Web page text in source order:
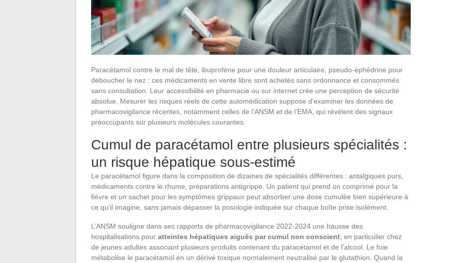
Paracétamol contre le mal de tête, ibuprofène pour une douleur articulaire, pseudo-éphédrine pour
déboucher le nez : ces médicaments en vente libre sont achetés sans ordonnance et consommés
sans consultation. Leur accessibilité en pharmacie ou sur internet crée une perception de sécurité
absolue. Mesurer les risques réels de cette automédication suppose d’examiner les données de
pharmacovigilance récentes, notamment celles de l’ANSM et de l’EMA, qui révèlent des signaux
préoccupants sur plusieurs molécules courantes.
Cumul de paracétamol entre plusieurs spécialités :
un risque hépatique sous-estimé
Le paracétamol figure dans la composition de dizaines de spécialités différentes : antalgiques purs,
médicaments contre le rhume, préparations antigrippe. Un patient qui prend un comprimé pour la
fièvre et un sachet pour les symptômes grippaux peut absorber une dose cumulée bien supérieure à
ce qu’il imagine, sans jamais dépasser la posologie indiquée sur chaque boîte prise isolément.
L’ANSM souligne dans ses rapports de pharmacovigilance 2022-2024 une hausse des
hospitalisations pour atteintes hépatiques aiguës par cumul non conscient , en particulier chez
de jeunes adultes associant plusieurs produits contenant du paracétamol et de l’alcool. Le foie
métabolise le paracétamol en un dérivé toxique normalement neutralisé par le glutathion. Quand la